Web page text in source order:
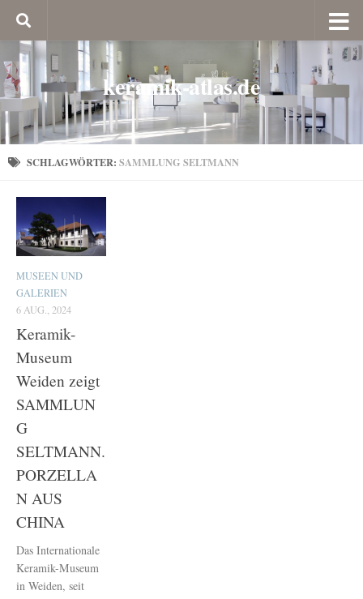
keramik-atlas.de
SCHLAGWÖRTER: SAMMLUNG SELTMANN
MUSEEN UND
GALERIEN
6 AUG., 2024
Keramik-
Museum
Weiden zeigt
SAMMLUN
G
SELTMANN.
PORZELLA
N AUS
CHINA
Das Internationale
Keramik-Museum
in Weiden, seit